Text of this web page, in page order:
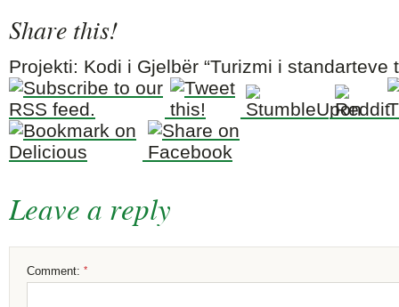
Share this!
Projekti: Kodi i Gjelbër “Turizmi i standarteve
Leave a reply
Comment: *